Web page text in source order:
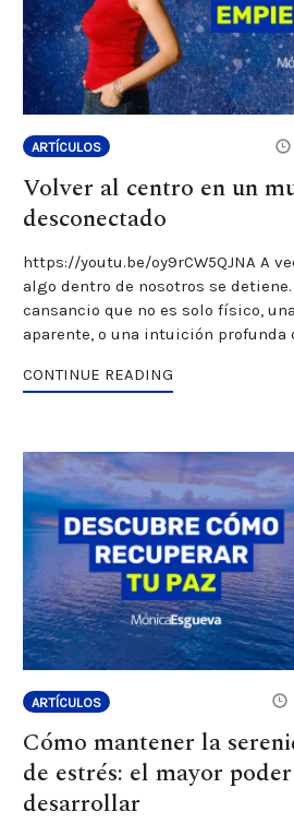
ARTÍCULOS
Volver al centro en un
desconectado
https://youtu.be/oy9rCW5QJNA A
algo dentro de nosotros se
cansancio que no es solo físico,
aparente, o una intuición profunda
CONTINUE READING
ARTÍCULOS
Cómo mantener la
de estrés: el mayor
desarrollar